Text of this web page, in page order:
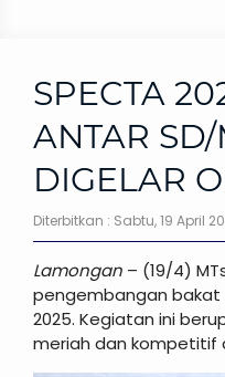
SPECTA
ANTAR
DIGELAR
Diterbitkan : Sabtu, 19 April
Lamongan – (19/4)
pengembangan bakat
2025. Kegiatan ini
meriah dan kompetitif